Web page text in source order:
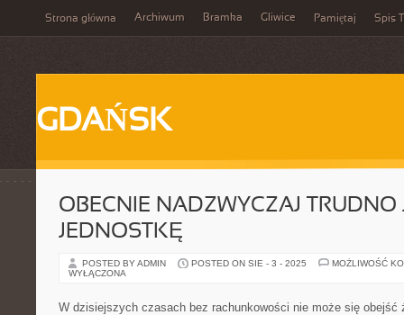
Strona główna Archiwum Bramka Gliwice Pamiętaj Spis
GDAŃSK
OBECNIE NADZWYCZAJ TRUDNO
JEDNOSTKĘ
POSTED BY ADMIN POSTED ON SIE - 3 - 2025
MOŻLIWOŚĆ
WYŁĄCZONA
W dzisiejszych czasach bez rachunkowości nie może się obejść